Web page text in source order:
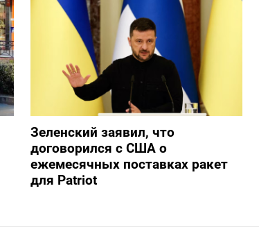
Зеленский заявил, что
договорился с США о
ежемесячных поставках ракет
для Patriot